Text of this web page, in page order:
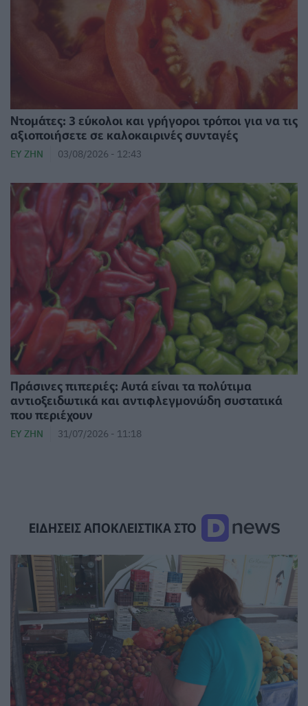
Ντομάτες: 3 εύκολοι και γρήγοροι τρόποι για να τις
αξιοποιήσετε σε καλοκαιρινές συνταγές
ΕΥ ΖΗΝ 03/08/2026 - 12:43
Πράσινες πιπεριές: Αυτά είναι τα πολύτιμα
αντιοξειδωτικά και αντιφλεγμονώδη συστατικά
που περιέχουν
ΕΥ ΖΗΝ 31/07/2026 - 11:18
ΕΙΔΗΣΕΙΣ ΑΠΟΚΛΕΙΣΤΙΚΑ ΣΤΟ